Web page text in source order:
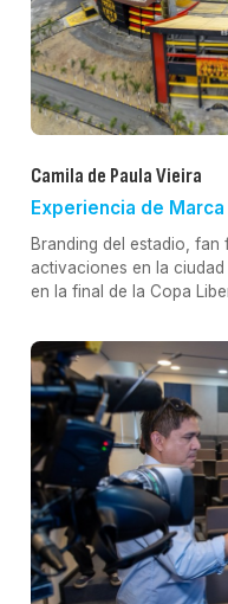
Camila de Paula Vieira
Experiencia de Marca
Branding del estadio, fan
activaciones en la
en la final de la Copa